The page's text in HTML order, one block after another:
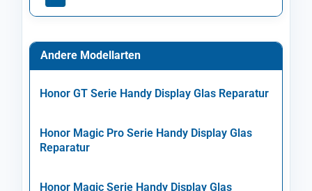
Andere Modellarten
Honor GT Serie Handy Display Glas Reparatur
Honor Magic Pro Serie Handy Display Glas
Reparatur
Honor Magic Serie Handy Display Glas